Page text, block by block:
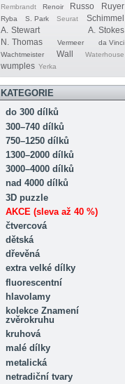
Rembrandt
Renoir Russo Ruyer
Ryba S. Park Seurat
Schimmel
A. Stewart
A. Stokes
N. Thomas
Vermeer
da Vinci
Wachtmeister
Wall Waterhouse
wumples Yerka
KATEGORIE
do 300 dílků
300–740 dílků
750–1250 dílků
1300–2000 dílků
3000–4000 dílků
nad 4000 dílků
3D puzzle
AKCE (sleva až 40 %)
čtvercová
dětská
dřevěná
extra velké dílky
fluorescentní
hlavolamy
kolekce Znamení
zvěrokruhu
kruhová
malé dílky
metalická
netradiční tvary